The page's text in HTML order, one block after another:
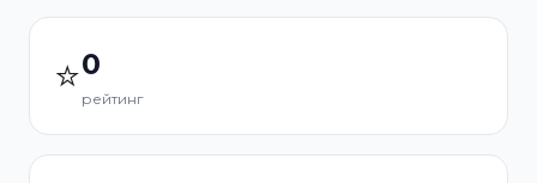
⭐0
рейтинг